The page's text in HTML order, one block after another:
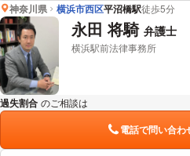
神奈川県 横浜市西区平沼橋駅徒歩5分
永田 将騎 弁護士
横浜駅前法律事務所
過失割合 のご相談は
電話で問い合わ